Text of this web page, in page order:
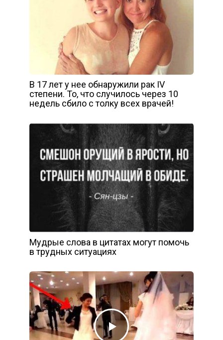
В 17 лет у нее обнаружили рак IV
степени. То, что случилось через 10
недель сбило с толку всех врачей!
Мудрые слова в цитатах могут помочь
в трудных ситуациях